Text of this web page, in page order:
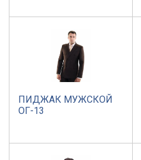
ПИДЖАК МУЖСКОЙ
ОГ-13